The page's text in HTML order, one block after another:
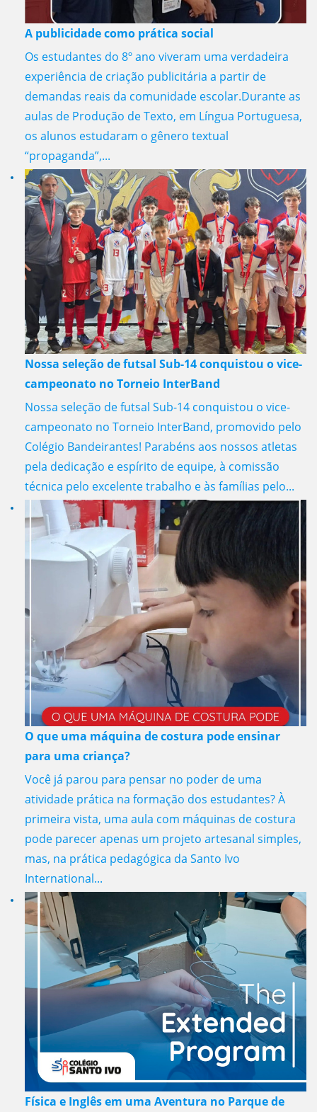
A publicidade como prática social
Os estudantes do 8º ano viveram uma verdadeira
experiência de criação publicitária a partir de
demandas reais da comunidade escolar.Durante as
aulas de Produção de Texto, em Língua Portuguesa,
os alunos estudaram o gênero textual
“propaganda”,...
Nossa seleção de futsal Sub-14 conquistou o vice-
campeonato no Torneio InterBand
Nossa seleção de futsal Sub-14 conquistou o vice-
campeonato no Torneio InterBand, promovido pelo
Colégio Bandeirantes! Parabéns aos nossos atletas
pela dedicação e espírito de equipe, à comissão
técnica pelo excelente trabalho e às famílias pelo...
O que uma máquina de costura pode ensinar
para uma criança?
Você já parou para pensar no poder de uma
atividade prática na formação dos estudantes? À
primeira vista, uma aula com máquinas de costura
pode parecer apenas um projeto artesanal simples,
mas, na prática pedagógica da Santo Ivo
International...
Física e Inglês em uma Aventura no Parque de